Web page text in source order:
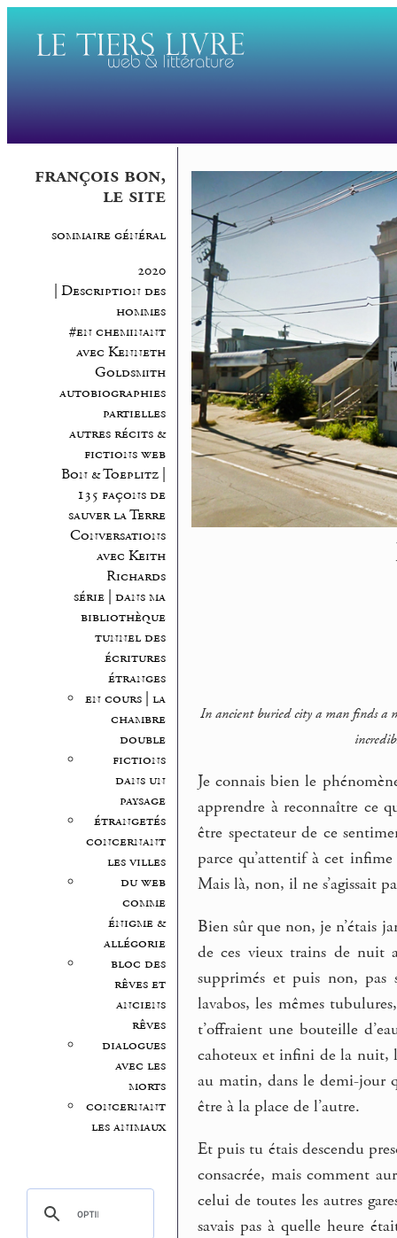
françois bon,
le site
sommaire général
2020
| Description des
hommes
#en cheminant
avec Kenneth
Goldsmith
autobiographies
partielles
autres récits &
fictions web
Bon & Toeplitz |
135 façons de
sauver la Terre
Conversations
avec Keith
Richards
série | dans ma
bibliothèque
tunnel des
écritures
étranges
en cours | la
chambre
double
fictions
dans un
paysage
étrangetés
concernant
les villes
du web
comme
énigme &
allégorie
bloc des
rêves et
anciens
rêves
dialogues
avec les
morts
concernant
les animaux
In ancient buried city a man finds a
Je connais bien le
apprendre à reconnaître ce
être spectateur de ce
parce qu’attentif à cet
Mais là, non, il ne s’agissait
Bien sûr que non, je n’étais
de ces vieux trains de nuit
supprimés et puis non, pas
lavabos, les mêmes
t’offraient une bouteille
cahoteux et infini de la nuit,
au matin, dans le demi-jour
être à la place de l’autre.
Et puis tu étais descendu
consacrée, mais comment
celui de toutes les autres
savais pas à quelle heure